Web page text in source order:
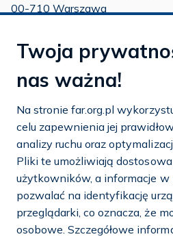
00-710 Warszawa
tel.:22 651 88 03
22 858 26 39
tel.:22 642 22 91
e-mail:info@far.org.pl
Mapa
Dostosuj
Twoja
nas ważna!
Na stronie far.org.pl
celu zapewnienia jej
analizy ruchu oraz
Pliki te umożliwiają
użytkowników, a informacje
pozwalać na identyfikację
przeglądarki, co oznacza, że
osobowe. Szczegółowe